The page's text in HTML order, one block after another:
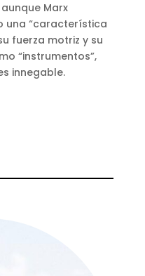
Marx
una “característica
fuerza motriz y su
“instrumentos”,
innegable.